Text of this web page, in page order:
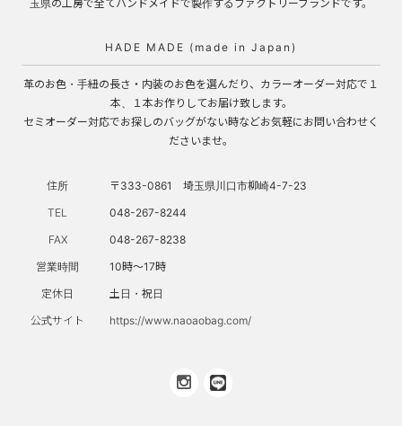
玉県の工房で全てハンドメイドで製作するファクトリーブランドです。
HADE MADE (made in Japan)
革のお色・手紐の長さ・内装のお色を選んだり、カラーオーダー対応で１
本、１本お作りしてお届け致します。
セミオーダー対応でお探しのバッグがない時などお気軽にお問い合わせく
ださいませ。
住所
〒333-0861 埼玉県川口市柳崎4-7-23
TEL
048-267-8244
FAX
048-267-8238
営業時間
10時～17時
定休日
土日・祝日
公式サイト
https://www.naoaobag.com/